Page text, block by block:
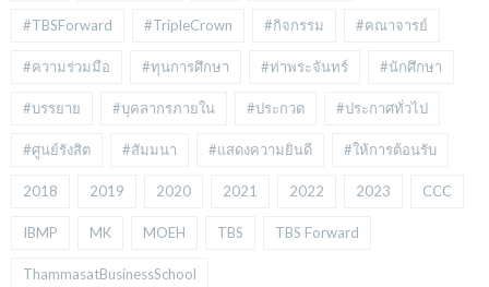
#TBSForward #TripleCrown #กิจกรรม #คณาจารย์
#ความร่วมมือ #ทุนการศึกษา #ท่าพระจันทร์ #นักศึกษา
#บรรยาย #บุคลากรภายใน #ประกวด #ประกาศทั่วไป
#ศูนย์รังสิต #สัมมนา #แสดงความยินดี #ให้การต้อนรับ
2018 2019 2020 2021 2022 2023 CCC
IBMP MK MOEH TBS TBS Forward
ThammasatBusinessSchool